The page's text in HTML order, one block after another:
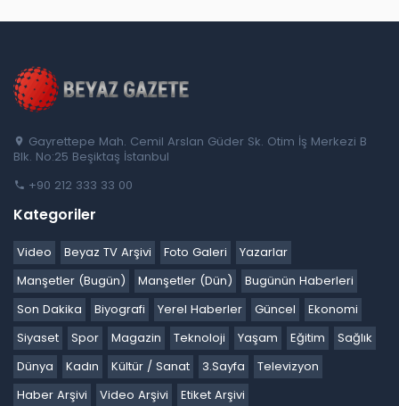
Gayrettepe Mah. Cemil Arslan Güder Sk. Otim İş Merkezi B
Blk. No:25 Beşiktaş İstanbul
+90 212 333 33 00
Kategoriler
Video Beyaz TV Arşivi Foto Galeri
Yazarlar
Manşetler (Bugün)
Manşetler (Dün)
Bugünün Haberleri
Son Dakika
Biyografi Yerel Haberler Güncel
Ekonomi
Siyaset
Spor Magazin Teknoloji Yaşam Eğitim
Sağlık
Dünya
Kadın Kültür / Sanat 3.Sayfa
Televizyon
Haber Arşivi
Video Arşivi Etiket Arşivi